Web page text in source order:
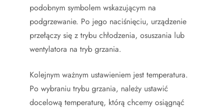
podobnym symbolem wskazującym na
podgrzewanie. Po jego naciśnięciu, urządzenie
przełączy się z trybu chłodzenia, osuszania lub
wentylatora na tryb grzania.
Kolejnym ważnym ustawieniem jest temperatura.
Po wybraniu trybu grzania, należy ustawić
docelową temperaturę, którą chcemy osiągnąć